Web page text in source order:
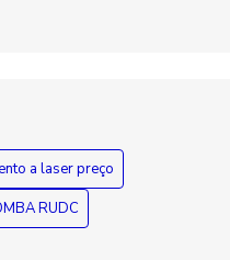
d'Água com Segurança
a laser preço
RUDC